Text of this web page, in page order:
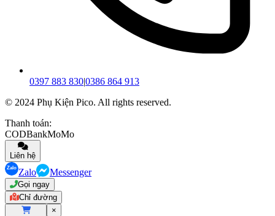
0397 883 830|0386 864 913
© 2024 Phụ Kiện Pico. All rights reserved.
Thanh toán:
CODBankMoMo
Liên hệ
Zalo Messenger
Gọi ngay
Chỉ đường
×